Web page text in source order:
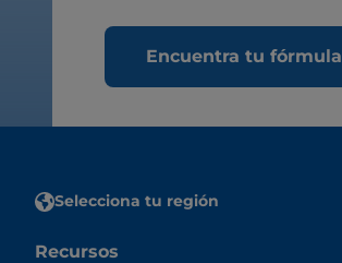
Encuentra tu fórmula
Selecciona tu región
Recursos